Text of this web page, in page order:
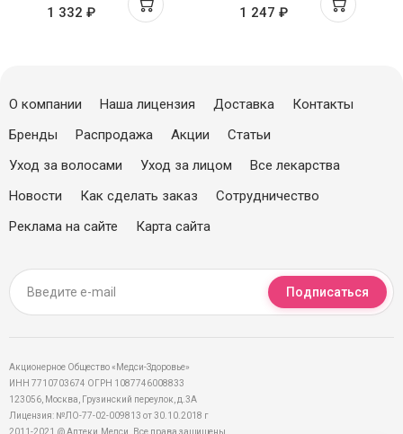
1 332 ₽ 1 247 ₽
О компании Наша лицензия Доставка
Контакты
Бренды
Распродажа Акции
Статьи
Уход за волосами
Уход за лицом
Все лекарства
Новости
Как сделать заказ
Сотрудничество
Реклама на сайте
Карта сайта
Подписаться
Акционерное Общество «Медси-Здоровье»
ИНН 7710703674 ОГРН 1087746008833
123056, Москва, Грузинский переулок, д.3А
Лицензия: №ЛО-77-02-009813 от 30.10.2018 г
2011-2021 @ Аптеки.Медси. Все права защищены